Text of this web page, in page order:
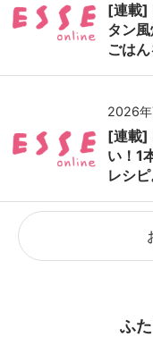
[連載]
タン
ごは
2026年
[連載]
い！1
レシ
ふ